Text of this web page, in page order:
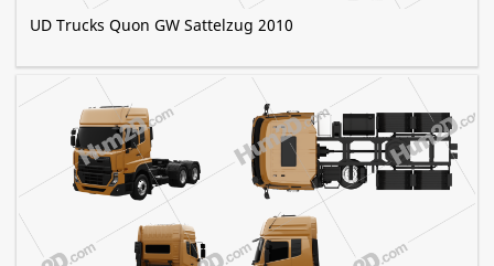
UD Trucks Quon GW Sattelzug 2010